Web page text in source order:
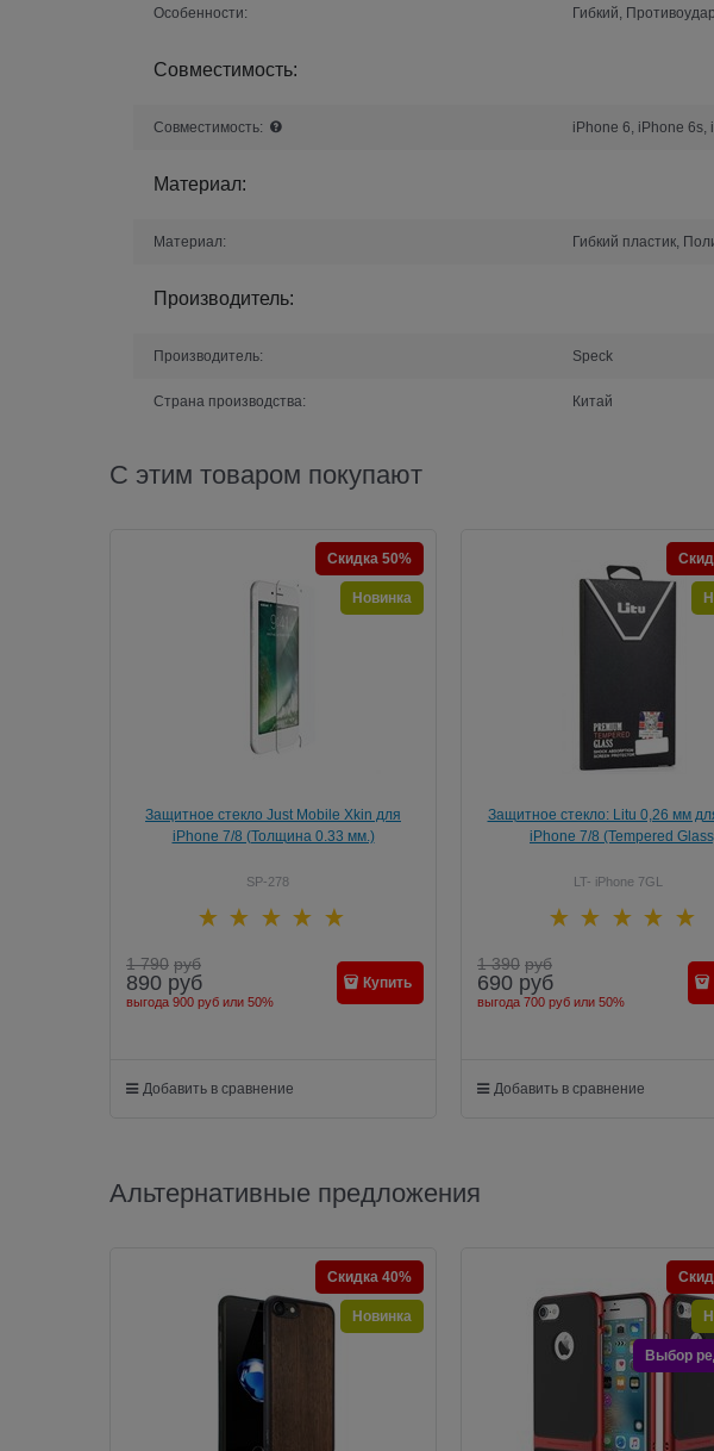
Особенности: Гибкий,
Совместимость:
Совместимость: iPhone 6, iPhone 6s,
Материал:
Материал: Гибкий пластик,
Производитель:
Производитель: Speck
Страна производства: Китай
С этим товаром покупают
Защитное стекло Just Mobile Xkin для
iPhone 7/8 (Толщина 0.33 мм.)
SP-278
Скидка 50%
Новинка
1 790 руб
890 руб
выгода 900 руб или 50%
Купить
Добавить в сравнение
Защитное стекло: Litu 0,26 мм
iPhone 7/8 (Tempered
LT- iPhone 7GL
1 390 руб
690 руб
выгода 700 руб или 50%
Добавить в сравнение
Альтернативные предложения
Скидка 40%
Новинка
Выбор